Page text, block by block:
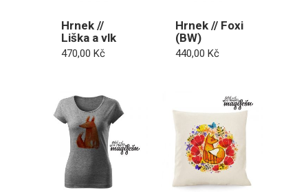
Hrnek //
Liška a vlk
470,00 Kč
Hrnek // Foxi
(BW)
440,00Kč